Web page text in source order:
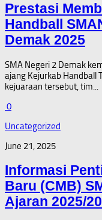
Prestasi
Handball
Demak 2025
SMA Negeri 2 Demak
ajang Kejurkab Handball
kejuaraan tersebut, tim...
0
Uncategorized
June 21, 2025
Informasi
Baru (CMB)
Ajaran 2025/